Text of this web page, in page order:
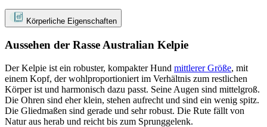
Körperliche Eigenschaften
Aussehen der Rasse Australian Kelpie
Der Kelpie ist ein robuster, kompakter Hund mittlerer Größe, mit
einem Kopf, der wohlproportioniert im Verhältnis zum restlichen
Körper ist und harmonisch dazu passt. Seine Augen sind mittelgroß.
Die Ohren sind eher klein, stehen aufrecht und sind ein wenig spitz.
Die Gliedmaßen sind gerade und sehr robust. Die Rute fällt von
Natur aus herab und reicht bis zum Sprunggelenk.